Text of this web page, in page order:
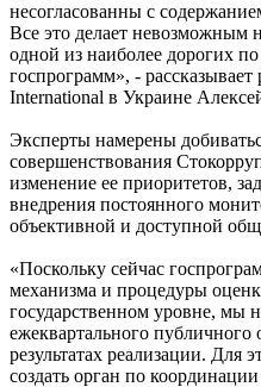
несогласованны с
Все это делает невозможным
одной из наиболее дорогих
госпрограмм», - рассказывает
International в Украине
Эксперты намерены
совершенствования
изменение ее приоритетов,
внедрения постоянного
объективной и доступной
«Поскольку сейчас
механизма и процедуры
государственном уровне, мы
ежеквартального публичного
результатах реализации. Для
создать орган по